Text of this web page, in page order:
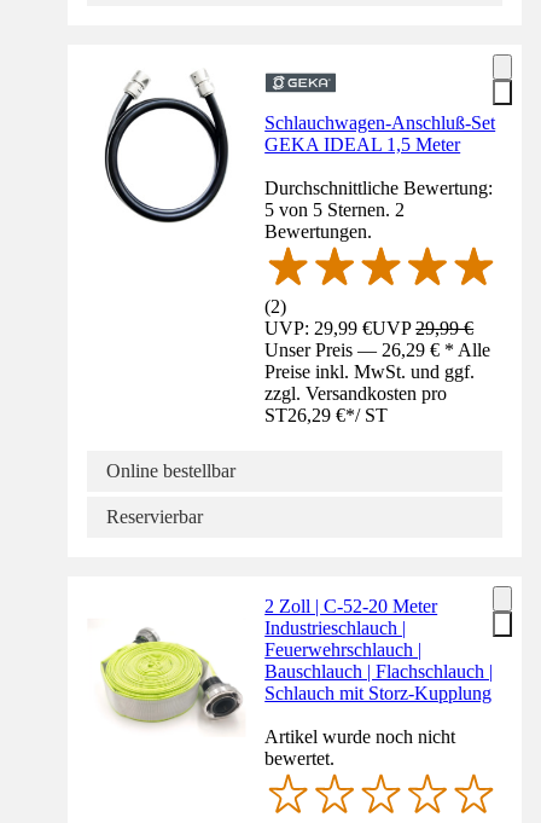
Schlauchwagen-Anschluß-Set
GEKA IDEAL 1,5 Meter
Durchschnittliche Bewertung:
5 von 5 Sternen. 2
Bewertungen.
(2)
UVP: 29,99 €UVP29,99 €
Unser Preis — 26,29 € * Alle
Preise inkl. MwSt. und ggf.
zzgl. Versandkosten pro
ST26,29 €*/ ST
Online bestellbar
Reservierbar
2 Zoll | C-52-20 Meter
Industrieschlauch |
Feuerwehrschlauch |
Bauschlauch | Flachschlauch |
Schlauch mit Storz-Kupplung
Artikel wurde noch nicht
bewertet.